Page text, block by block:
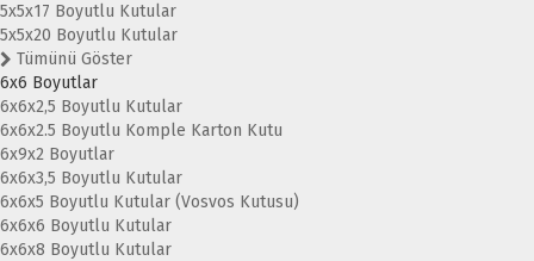
5x5x17 Boyutlu Kutular
5x5x20 Boyutlu Kutular
Tümünü Göster
6x6 Boyutlar
6x6x2,5 Boyutlu Kutular
6x6x2.5 Boyutlu Komple Karton Kutu
6x9x2 Boyutlar
6x6x3,5 Boyutlu Kutular
6x6x5 Boyutlu Kutular (Vosvos Kutusu)
6x6x6 Boyutlu Kutular
6x6x8 Boyutlu Kutular